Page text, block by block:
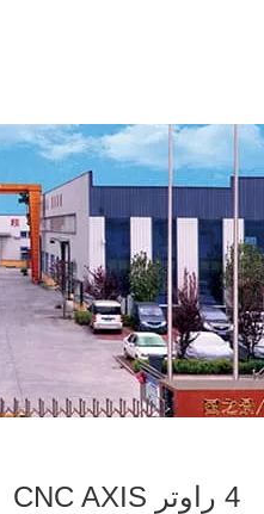
4 راوتر CNC AXIS